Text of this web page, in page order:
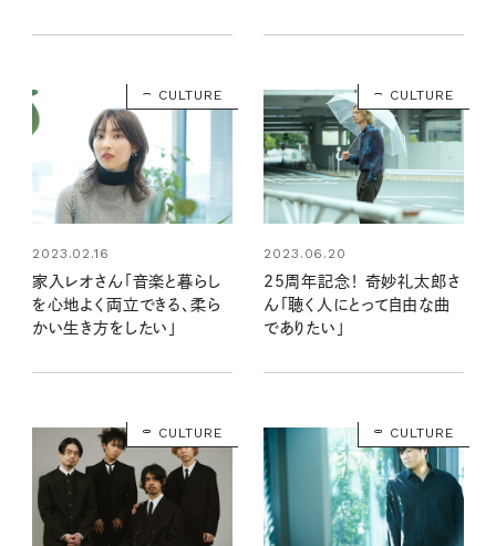
CULTURE
2023.02.16
家入レオさん「音楽と暮らし
を心地よく両立できる、柔ら
かい生き方をしたい」
CULTURE
2023.06.20
25周年記念！ 奇妙礼太郎さ
ん「聴く人にとって自由な曲
でありたい」
CULTURE CULTURE